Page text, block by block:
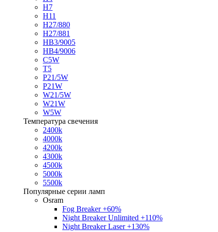
H7
H11
H27/880
H27/881
HB3/9005
HB4/9006
C5W
T5
P21/5W
P21W
W21/5W
W21W
W5W
Температура свечения
2400k
4000k
4200k
4300k
4500k
5000k
5500k
Популярные серии ламп
Osram
Fog Breaker +60%
Night Breaker Unlimited +110%
Night Breaker Laser +130%